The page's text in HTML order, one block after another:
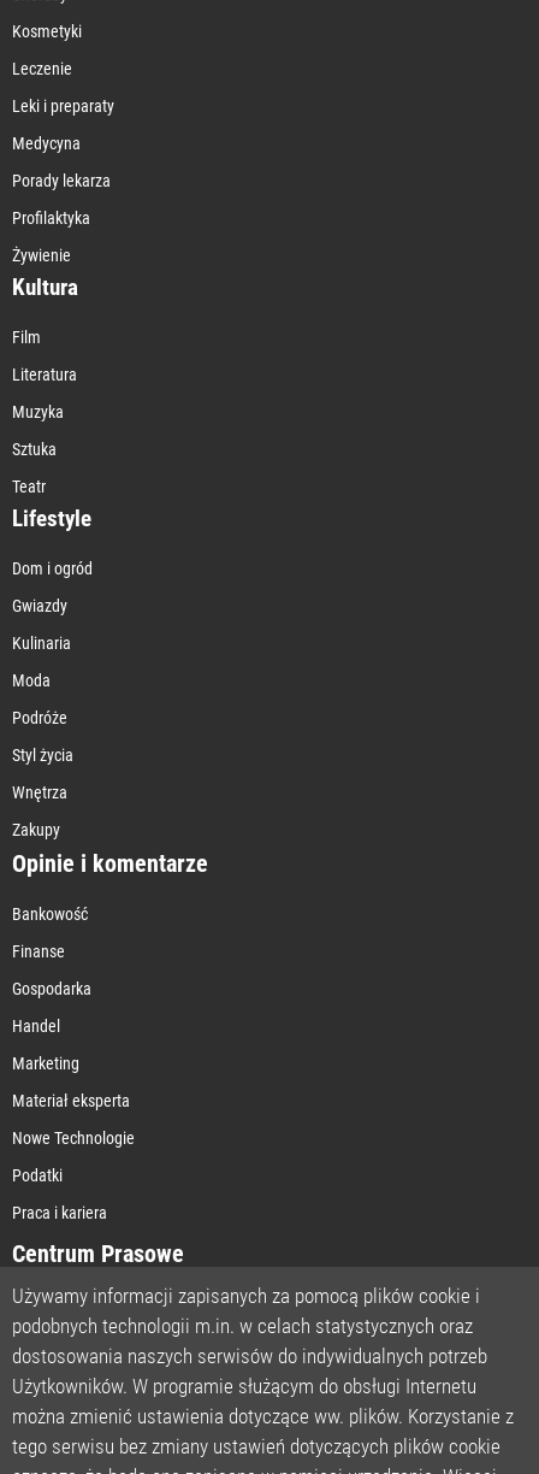
Kosmetyki
Leczenie
Leki i preparaty
Medycyna
Porady lekarza
Profilaktyka
Żywienie
Kultura
Film
Literatura
Muzyka
Sztuka
Teatr
Lifestyle
Dom i ogród
Gwiazdy
Kulinaria
Moda
Podróże
Styl życia
Wnętrza
Zakupy
Opinie i komentarze
Bankowość
Finanse
Gospodarka
Handel
Marketing
Materiał eksperta
Nowe Technologie
Podatki
Praca i kariera
Centrum Prasowe
STRONA GŁÓWNA
O NAS
POLITYKA PRYWATNOŚCI
REGULAMIN
Używamy informacji zapisanych za pomocą plików cookie i
podobnych technologii m.in. w celach statystycznych oraz
dostosowania naszych serwisów do indywidualnych potrzeb
Użytkowników. W programie służącym do obsługi Internetu
można zmienić ustawienia dotyczące ww. plików. Korzystanie z
tego serwisu bez zmiany ustawień dotyczących plików cookie